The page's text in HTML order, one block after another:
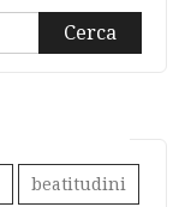
beatitudini